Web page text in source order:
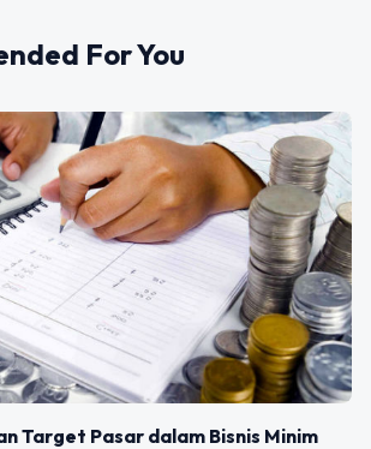
For You
Target Pasar dalam Bisnis Minim